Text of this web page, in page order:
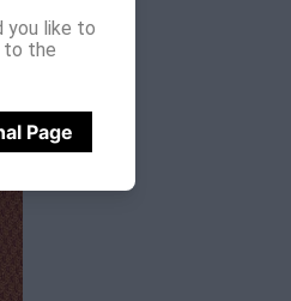
you like to
to the
Page